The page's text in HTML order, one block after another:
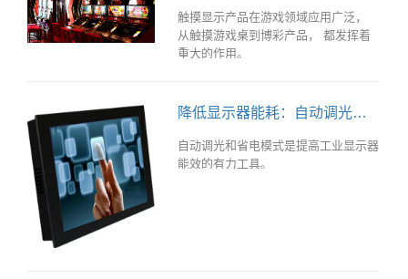
触摸显示产品在游戏领域应用广泛，
从触摸游戏桌到博彩产品， 都发挥着
重大的作用。
降低显示器能耗：自动调光和省电模式
自动调光和省电模式是提高工业显示器
能效的有力工具。